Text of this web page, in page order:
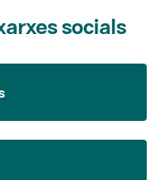
socials